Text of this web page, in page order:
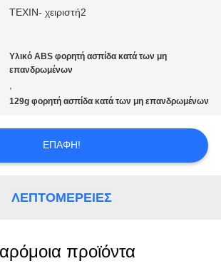
TEXIN- χειριστή2
Υλικό ABS φορητή ασπίδα κατά των μη
επανδρωμένων
,
129g φορητή ασπίδα κατά των μη επανδρωμένων
ΕΠΑΦΉ!
ΛΕΠΤΟΜΈΡΕΙΕΣ
προϊόντα